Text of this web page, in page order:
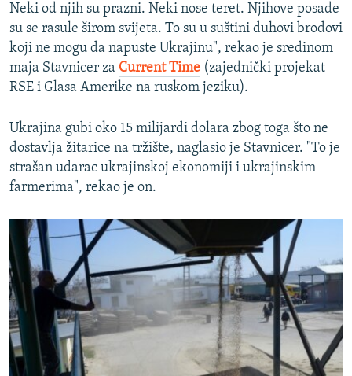
Neki od njih su prazni. Neki nose teret. Njihove posade
su se rasule širom svijeta. To su u suštini duhovi brodovi
koji ne mogu da napuste Ukrajinu", rekao je sredinom
maja Stavnicer za Current Time (zajednički projekat
RSE i Glasa Amerike na ruskom jeziku).
Ukrajina gubi oko 15 milijardi dolara zbog toga što ne
dostavlja žitarice na tržište, naglasio je Stavnicer. "To je
strašan udarac ukrajinskoj ekonomiji i ukrajinskim
farmerima", rekao je on.